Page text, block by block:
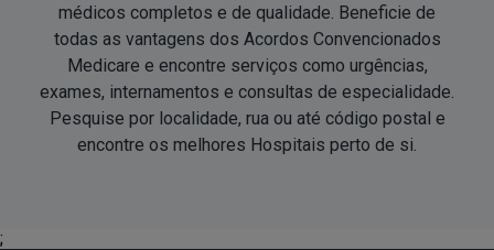
médicos completos e de qualidade. Beneficie de
todas as vantagens dos Acordos Convencionados
Medicare e encontre serviços como urgências,
exames, internamentos e consultas de especialidade.
Pesquise por localidade, rua ou até código postal e
encontre os melhores Hospitais perto de si.
;